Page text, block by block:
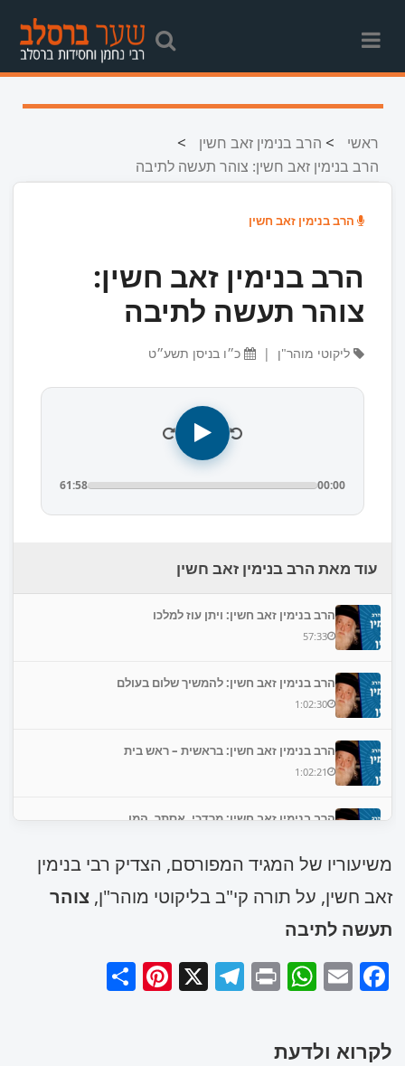
ראשי > הרב בנימין זאב חשין >
הרב בנימין זאב חשין: צוהר תעשה לתיבה
הרב בנימין זאב חשין
הרב בנימין זאב חשין:
צוהר תעשה לתיבה
ליקוטי מוהר"ן | כ״ו בניסן תשע״ט
00:00
61:58
עוד מאת הרב בנימין זאב חשין
הרב בנימין זאב חשין: ויתן עוז למלכו
57:33
הרב בנימין זאב חשין: להמשיך שלום בעולם
1:02:30
הרב בנימין זאב חשין: בראשית – ראש בית
1:02:21
הרב בנימין זאב חשין: מרדכי, אסתר, המן
משיעוריו של המגיד המפורסם, הצדיק רבי בנימין
זאב חשין, על תורה קי"ב בליקוטי מוהר"ן, צוהר
תעשה לתיבה
Facebook
Email
WhatsApp
Print
Telegram
X
Pinterest
לקרוא ולדעת